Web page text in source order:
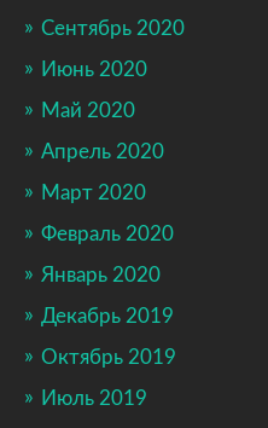
Сентябрь 2020
Июнь 2020
Май 2020
Апрель 2020
Март 2020
Февраль 2020
Январь 2020
Декабрь 2019
Октябрь 2019
Июль 2019